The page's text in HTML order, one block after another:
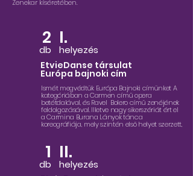
Zenekar kíséretében.
2
db
I.
helyezés
EtvieDanse társulat
Európa bajnoki cím
Ismét megvédtük Európa Bajnoki címünket A
kategóriában a Carmen című opera
betétdalával, és Ravel Bolero című zenéjének
feldolgozásával. Illetve nagy sikerszériát ért el
a Carmina Burana Lányok tánca
koreográfiája, mely szintén első helyet szerzett,
1
db
II.
helyezés